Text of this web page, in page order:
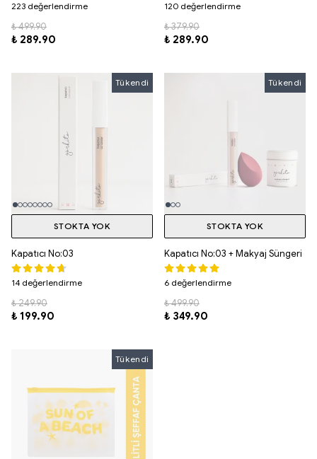
223 değerlendirme
₺ 499.90
₺ 289.90
120 değerlendirme
₺ 379.90
₺ 289.90
Tükendi Tükendi
STOKTA YOK
Kapatıcı No:03
14 değerlendirme
₺ 249.90
₺ 199.90
Tükendi
STOKTA YOK
Kapatıcı No:03 + Makyaj Süngeri
6 değerlendirme
₺ 499.90
₺ 349.90
Tükendi